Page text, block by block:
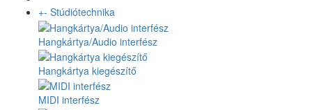
+- Stúdiótechnika
Hangkártya/Audio interfész
Hangkártya kiegészítő
MIDI interfész